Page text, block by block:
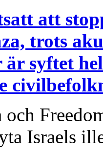
att
trots
syftet
och
Israels